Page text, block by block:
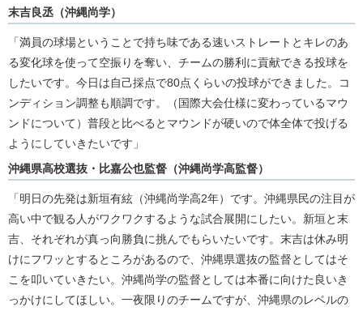
末吉良丞（沖縄尚学）
「満員の球場ということで持ち味である速いストレートとキレのあ
る変化球を使って空振りを奪い、チームの勝利に貢献できる投球を
したいです。今日は自己採点で80点くらいの投球ができました。コ
ンディション調整も順調です。（国際大会仕様に変わっているマウ
ンドについて）普段と比べるとマウンドが硬いので体全体で投げる
ようにしていきたいです」
沖縄県高校選抜・比嘉公也監督（沖縄尚学高監督）
「明日の先発は新垣有絃（沖縄尚学高2年）です。沖縄県民の注目が
高い中で観る人がワクワクするような試合展開にしたい。新垣と末
吉、それぞれが真っ向勝負に挑んでもらいたいです。末吉は休み明
けにフワッとするところがあるので、沖縄県選抜の監督としてはそ
こを叩いていきたい。沖縄尚学の監督としては本番に向けた良いき
っかけにしてほしい。一夜限りのチームですが、沖縄県のレベルの